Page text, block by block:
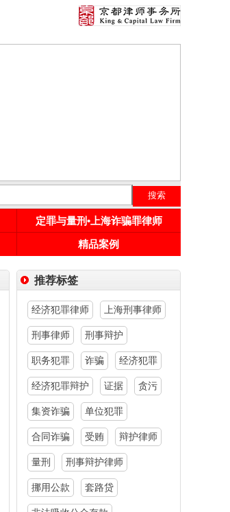
定罪与量刑•上海诈骗罪律师
精品案例
推荐标签
经济犯罪律师 上海刑事律师
刑事律师 刑事辩护
职务犯罪 诈骗 经济犯罪
经济犯罪辩护 证据 贪污
集资诈骗 单位犯罪
合同诈骗 受贿 辩护律师
量刑 刑事辩护律师
挪用公款 套路贷